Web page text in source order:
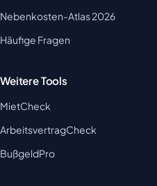
Nebenkosten-Atlas 2026
Häufige Fragen
Weitere Tools
MietCheck
ArbeitsvertragCheck
BußgeldPro